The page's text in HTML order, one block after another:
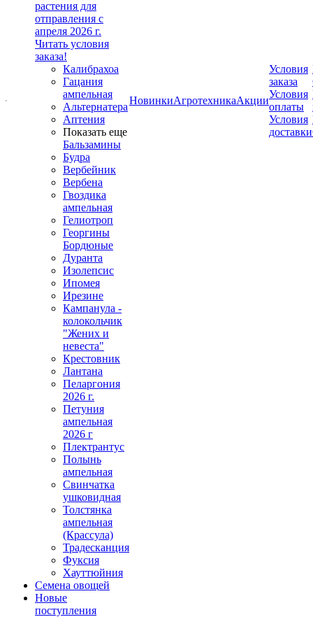
растения для
отправления с
апреля 2026 г.
Читать условия
заказа!
Калибрахоа
Гацания
ампельная
Альтернатера
Аптения
Показать еще
Бальзамины
Будра
Вербейник
Вербена
Гвоздика
ампельная
Гелиотроп
Георгины
Бордюные
Дуранта
Изолепсис
Ипомея
Ирезине
Кампанула -
колокольчик
"Жених и
невеста"
Крестовник
Лантана
Пеларгония
2026 г.
Петуния
ампельная
2026 г
Плектрантус
Полынь
ампельная
Свинчатка
ушковидная
Толстянка
ампельная
(Крассула)
Традесканция
Фуксия
Хауттюйния
Семена овощей
Новые
поступления
НовинкиАгротехникаАкции
Условия
заказа
Условия
оплаты
Условия
доставки